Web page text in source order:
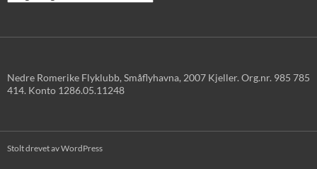
Nedre Romerike Flyklubb, Småflyhavna, 2007 Kjeller. Org.nr. 985 785
414. Konto 1286.05.11248
Stolt drevet av WordPress